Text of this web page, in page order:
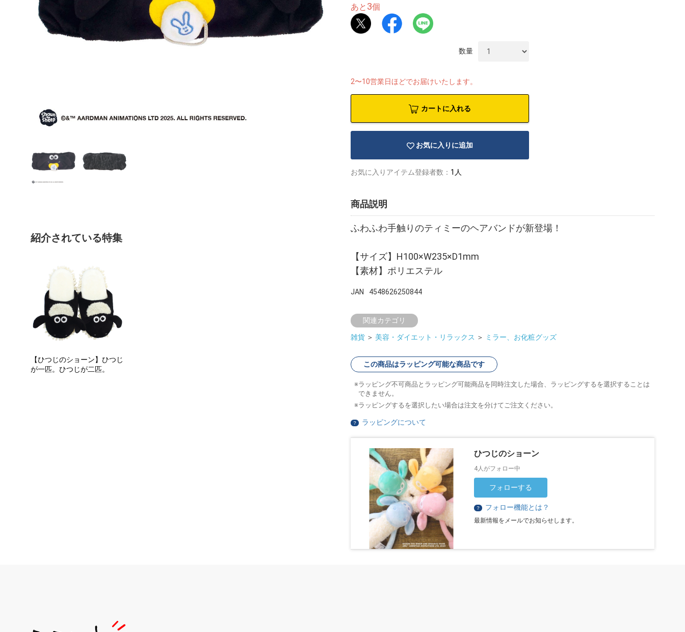
あと 3個
数量
2〜10営業日ほどでお届けいたします。
カートに入れる
お気に入りに追加
お気に入りアイテム登録者数： 1人
商品説明
ふわふわ手触りのティミーのヘアバンドが新登場！
【サイズ】H100×W235×D1mm
【素材】ポリエステル
JAN 4548626250844
関連カテゴリ
雑貨 ＞ 美容・ダイエット・リラックス ＞ ミラー、お化粧グッズ
この商品はラッピング可能な商品です
ラッピング不可商品とラッピング可能商品を同時注文した場合、ラッピングするを選択することは
できません。
ラッピングするを選択したい場合は注文を分けてご注文ください。
？ ラッピングについて
ひつじのショーン
4人がフォロー中
フォローする
？ フォロー機能とは？
最新情報をメールでお知らせします。
紹介されている特集
【ひつじのショーン】ひつじ
が一匹。ひつじが二匹。